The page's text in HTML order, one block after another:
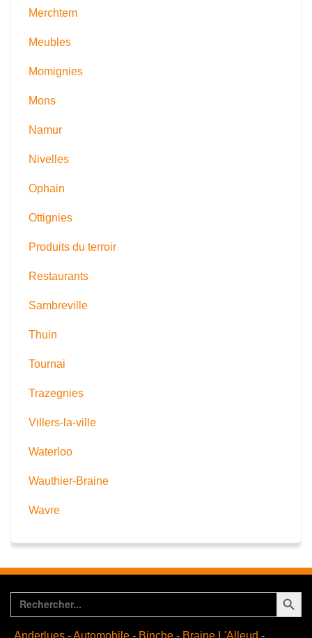
Merchtem
Meubles
Momignies
Mons
Namur
Nivelles
Ophain
Ottignies
Produits du terroir
Restaurants
Sambreville
Thuin
Tournai
Trazegnies
Villers-la-ville
Waterloo
Wauthier-Braine
Wavre
Search
for:
Search Button
Anderlues - Automobile - Binche - Braine L'Alleud -